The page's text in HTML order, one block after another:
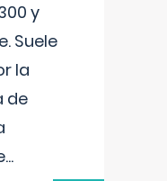
y
Suele
la
de
...